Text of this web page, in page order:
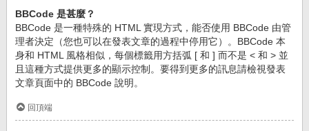
BBCode 是甚麼？
BBCode 是一種特殊的 HTML 實現方式，能否使用 BBCode 由管
理者決定（您也可以在發表文章的過程中停用它）。BBCode 本
身和 HTML 風格相似，每個標籤用方括弧 [ 和 ] 而不是 < 和 > 並
且這種方式提供更多的顯示控制。要得到更多的訊息請檢視發表
文章頁面中的 BBCode 說明。
回頂端